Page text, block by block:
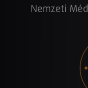
Nemzeti